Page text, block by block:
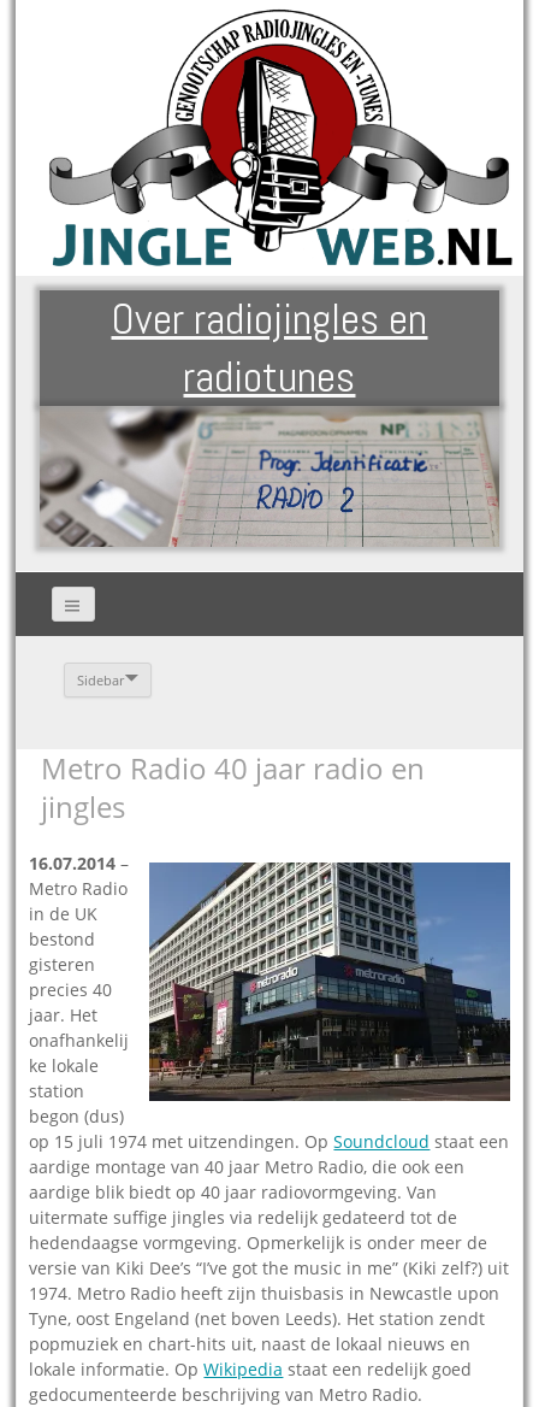
Over radiojingles en
radiotunes
Sidebar
Metro Radio 40 jaar radio en
jingles
16.07.2014 –
Metro Radio
in de UK
bestond
gisteren
precies 40
jaar. Het
onafhankelij
ke lokale
station
begon (dus)
op 15 juli 1974 met uitzendingen. OpSoundcloud staat een
aardige montage van 40 jaar Metro Radio, die ook een
aardige blik biedt op 40 jaar radiovormgeving. Van
uitermate suffige jingles via redelijk gedateerd tot de
hedendaagse vormgeving. Opmerkelijk is onder meer de
versie van Kiki Dee’s “I’ve got the music in me” (Kiki zelf?) uit
1974. Metro Radio heeft zijn thuisbasis in Newcastle upon
Tyne, oost Engeland (net boven Leeds). Het station zendt
popmuziek en chart-hits uit, naast de lokaal nieuws en
lokale informatie. OpWikipedia staat een redelijk goed
gedocumenteerde beschrijving van Metro Radio.